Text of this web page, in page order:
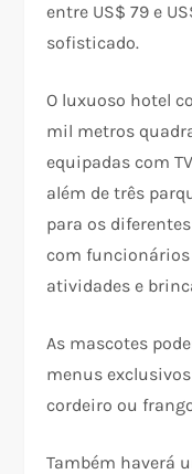
entre US$ 79 e
sofisticado.
O luxuoso hotel
mil metros
equipadas com
além de três
para os
com
atividades e
As mascotes
menus
cordeiro ou
Também haverá